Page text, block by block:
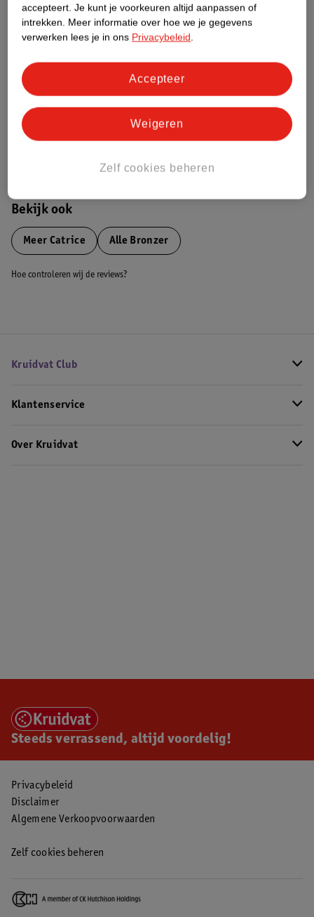
Etiketinformatie
Impact Score.
Bekijk ook
Meer Catrice Alle Bronzer
Hoe controleren wij de reviews?
Kruidvat Club
Klantenservice
Over Kruidvat
Steeds verrassend, altijd voordelig!
Privacybeleid
Disclaimer
Algemene Verkoopvoorwaarden
Zelf cookies beheren
accepteert. Je kunt je voorkeuren altijd aanpassen of
intrekken. Meer informatie over hoe we je gegevens
verwerken lees je in ons Privacybeleid.
Zelf cookies beheren
Weigeren
Accepteer